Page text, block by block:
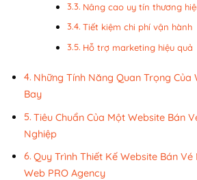
Nâng cao uy tín thương
Tiết kiệm chi phí vận hành
Hỗ trợ marketing hiệu quả
Những Tính Năng Quan Trọng Của
Bay
Tiêu Chuẩn Của Một Website Bán
Nghiệp
Quy Trình Thiết Kế Website Bán
Web PRO Agency